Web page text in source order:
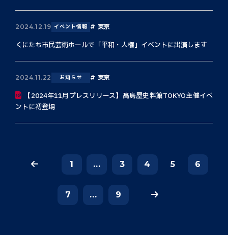
2024.12.19 イベント情報 東京
くにたち市民芸術ホールで「平和・人権」イベントに出演します
2024.11.22 お知らせ 東京
【2024年11月プレスリリース】髙島屋史料館TOKYO主催イベ
ントに初登場
1 ... 3 4 5 6
7 ... 9